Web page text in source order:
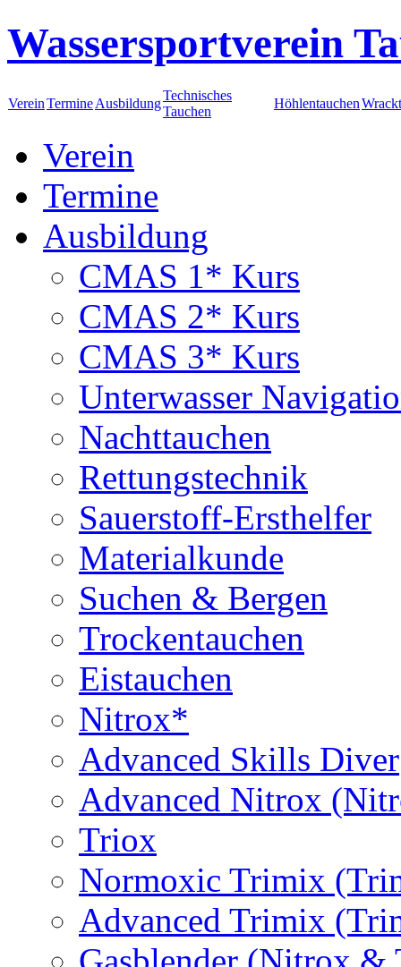
Wassersportverein
VereinTermineAusbildung
Technisches
Tauchen
Höhlentauchen
Verein
Termine
Ausbildung
CMAS 1* Kurs
CMAS 2* Kurs
CMAS 3* Kurs
Unterwasser
Nachttauchen
Rettungstechnik
Sauerstoff-Ersthelfer
Materialkunde
Suchen & Bergen
Trockentauchen
Eistauchen
Nitrox*
Advanced Skills Diver
Advanced Nitrox
Triox
Normoxic Trimix
Advanced Trimix